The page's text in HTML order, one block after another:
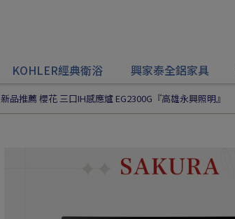
KOHLER經典衛浴 興家泰全鋁家具
新品推薦 櫻花 三口IH感應爐 EG2300G『高雄永興照明』